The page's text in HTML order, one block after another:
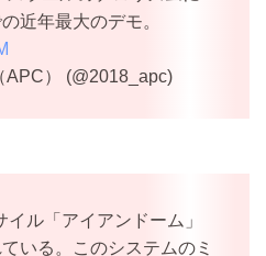
近年最大のデモ。
） (@2018_apc)
ル「アイアンドーム」
いる。このシステムのミ